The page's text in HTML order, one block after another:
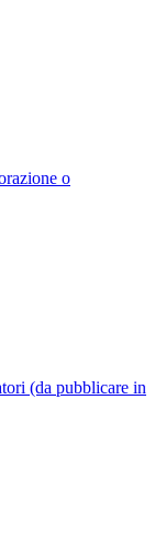
o
(da pubblicare in